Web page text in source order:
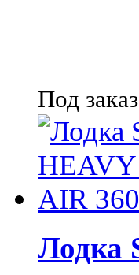
Под заказ
Лодка